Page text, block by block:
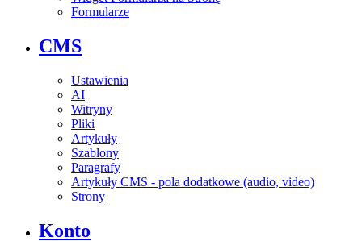
Formularze
CMS
Ustawienia
AI
Witryny
Pliki
Artykuły
Szablony
Paragrafy
Artykuły CMS - pola dodatkowe (audio, video)
Strony
Konto